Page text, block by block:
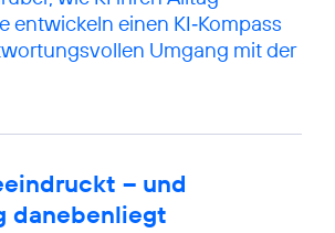
entwickeln einen KI‑Kompass
Umgang mit der
– und
danebenliegt